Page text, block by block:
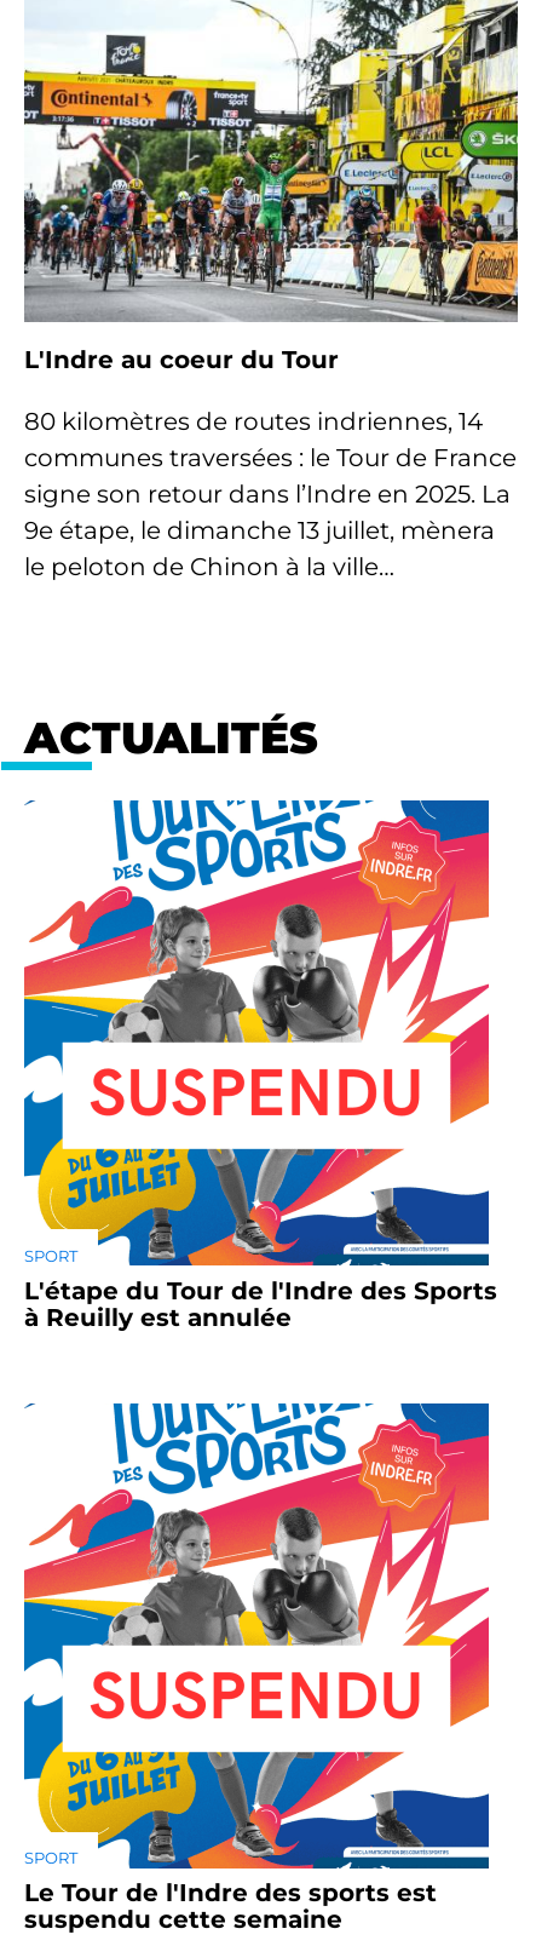
L'Indre au coeur du Tour
80 kilomètres de routes indriennes, 14
communes traversées : le Tour de France
signe son retour dans l’Indre en 2025. La
9e étape, le dimanche 13 juillet, mènera
le peloton de Chinon à la ville…
ACTUALITÉS
SPORT
L'étape du Tour de l'Indre des Sports
à Reuilly est annulée
SPORT
Le Tour de l'Indre des sports est
suspendu cette semaine